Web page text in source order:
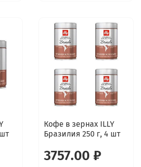
Кофе в зернах ILLY
Бразилия 250 г, 4 шт
3757.00 ₽